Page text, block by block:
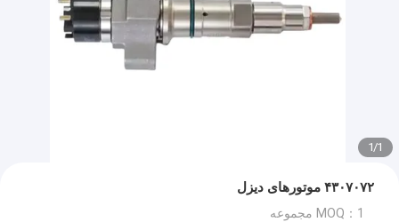
1
/
1
۴۳۰۷۰۷۲ موتورهای دیزل
MOQ：1 مجموعه